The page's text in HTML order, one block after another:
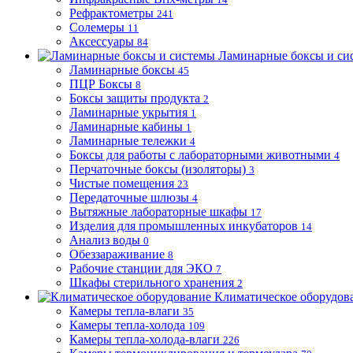
Рефрактометры 241
Солемеры 11
Аксессуары 84
Ламинарные боксы и
Ламинарные боксы 45
ПЦР Боксы 8
Боксы защиты продукта 2
Ламинарные укрытия 1
Ламинарные кабины 1
Ламинарные тележки 4
Боксы для работы с лабораторными животными 4
Перчаточные боксы (изоляторы) 3
Чистые помещения 23
Передаточные шлюзы 4
Вытяжные лабораторные шкафы 17
Изделия для промышленных инкубаторов 14
Анализ воды 0
Обеззараживание 8
Рабочие станции для ЭКО 7
Шкафы стерильного хранения 2
Климатическое
Камеры тепла-влаги 35
Камеры тепла-холода 109
Камеры тепла-холода-влаги 226